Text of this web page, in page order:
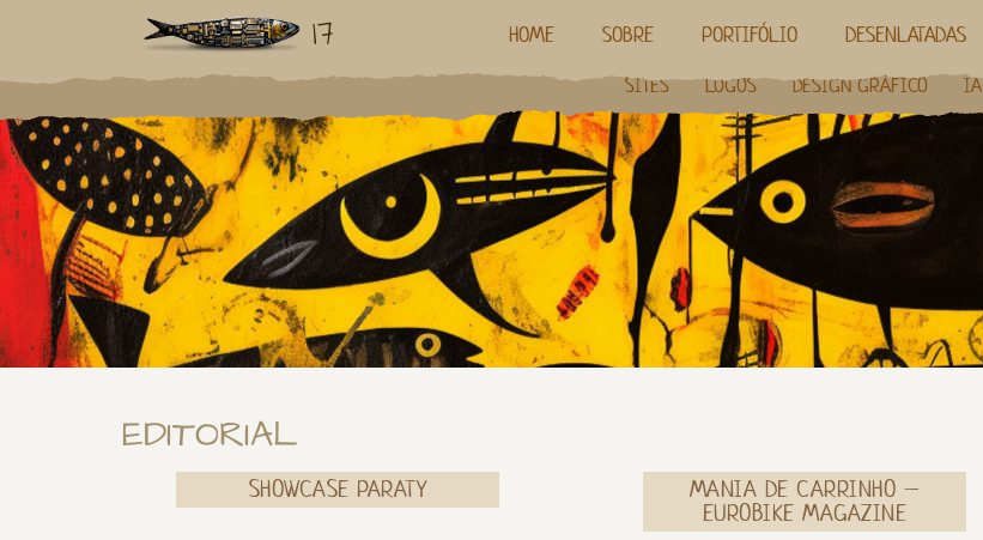
17 HOME SOBRE PORTIFÓLIO DESENLATADAS
SITES LOGOS DESIGN GRÁFICO IA
EDITORIAL
SHOWCASE PARATY
MANIA DE CARRINHO –
EUROBIKE MAGAZINE